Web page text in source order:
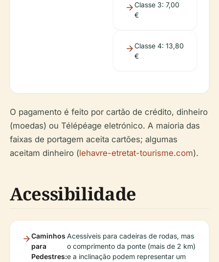
Classe 3: 7,00
€
Classe 4: 13,80
€
O pagamento é feito por cartão de crédito, dinheiro
(moedas) ou Télépéage eletrónico. A maioria das
faixas de portagem aceita cartões; algumas
aceitam dinheiro (lehavre-etretat-tourisme.com).
Acessibilidade
Caminhos
para
Pedestres:
Acessíveis para cadeiras de rodas, mas
o comprimento da ponte (mais de 2 km)
e a inclinação podem representar um